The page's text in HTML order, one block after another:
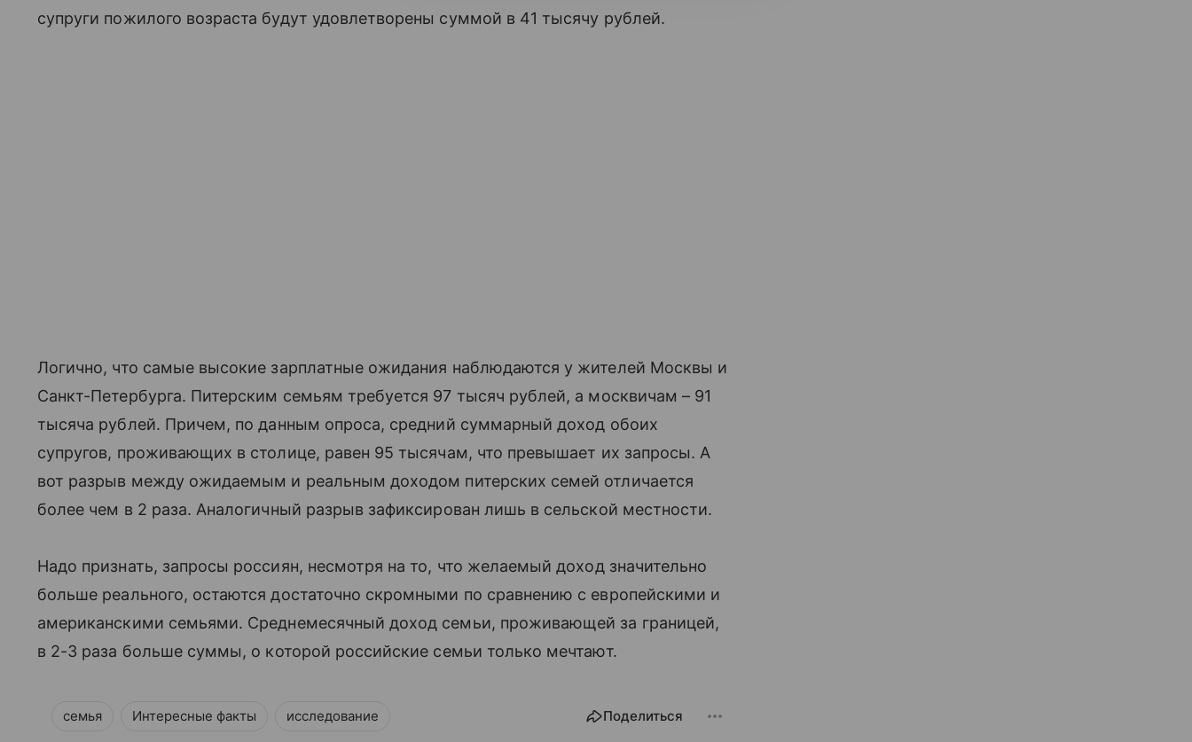
супруги пожилого возраста будут удовлетворены суммой в 41 тысячу рублей.
Логично, что самые высокие зарплатные ожидания наблюдаются у жителей Москвы и
Санкт-Петербурга. Питерским семьям требуется 97 тысяч рублей, а москвичам – 91
тысяча рублей. Причем, по данным опроса, средний суммарный доход обоих
супругов, проживающих в столице, равен 95 тысячам, что превышает их запросы. А
вот разрыв между ожидаемым и реальным доходом питерских семей отличается
более чем в 2 раза. Аналогичный разрыв зафиксирован лишь в сельской местности.
Надо признать, запросы россиян, несмотря на то, что желаемый доход значительно
больше реального, остаются достаточно скромными по сравнению с европейскими и
американскими семьями. Среднемесячный доход семьи, проживающей за границей,
в 2-3 раза больше суммы, о которой российские семьи только мечтают.
семья Интересные факты исследование Поделиться